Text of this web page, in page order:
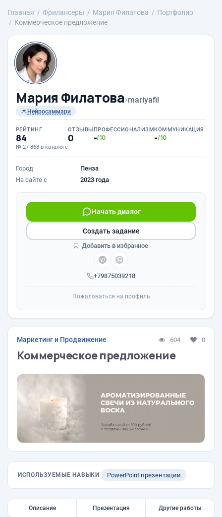
Главная Фрилансеры Мария Филатова
Портфолио
Коммерческое предложение
Мария Филатова›mariyafil
Нейросаммари
РЕЙТИНГ
84
№ 27 868 в каталоге
ОТЗЫВЫ
0
ПРОФЕССИОНАЛИЗМ
-/10
КОММУНИКАЦИЯ
-/10
Город
Пенза
На сайте с
2023 года
+79875039218
Начать диалог
Создать задание
Добавить в избранное
Пожаловаться на профиль
Маркетинг и Продвижение 604 0
Коммерческое предложение
ИСПОЛЬЗУЕМЫЕ НАВЫКИ PowerPoint презентации
Описание Презентация Другие работы